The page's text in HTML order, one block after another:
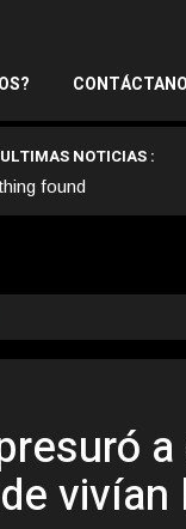
ULTIMAS NOTICIAS :
found